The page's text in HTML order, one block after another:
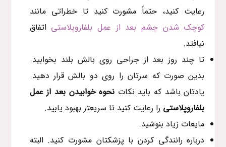
رعایت کنید، حتماً مشورت کنید تا خطراتی مانند
کوچک شدن چشم بعد از عمل بلفاروپلاستی اتفاق
نیافتد.
تا چند روز بعد از جراحی روی بالش بلند بخوابید.
بدین صورت که سرتان را روی دو بالش قرار دهید.
یادتان باشد‌ که باید نکات نحوه خوابیدن بعد از عمل
بلفاروپلاستی را رعایت کنید تا سریعتر بهبود یابید.
مایعات زیاد بنوشید.
درباره رانندگی کردن با پزشکتان مشورت کنید. البته